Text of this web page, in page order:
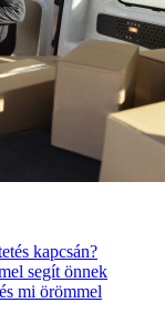
kapcsán?
segít önnek
mi örömmel